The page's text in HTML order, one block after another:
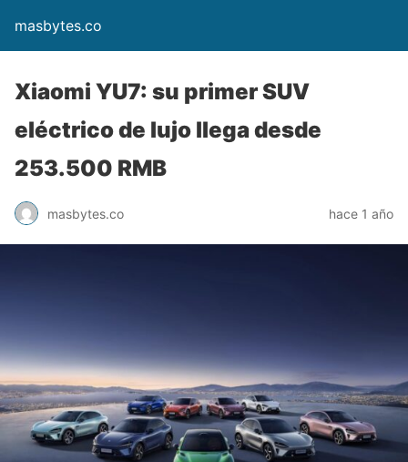
masbytes.co
Xiaomi YU7: su primer SUV
eléctrico de lujo llega desde
253.500 RMB
masbytes.co hace 1 año